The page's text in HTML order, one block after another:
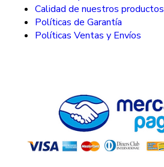
Calidad de nuestros productos
Políticas de Garantía
Políticas Ventas y Envíos